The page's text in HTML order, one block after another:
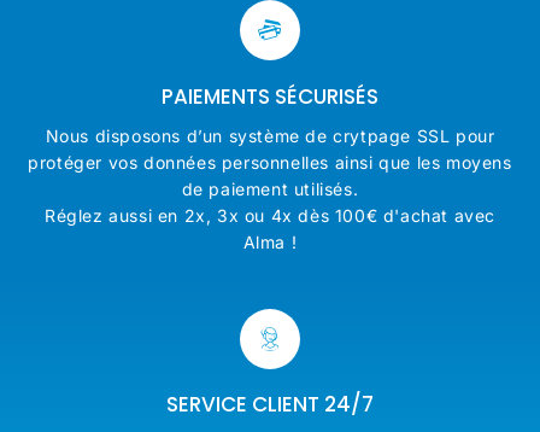
PAIEMENTS SÉCURISÉS
Nous disposons d’un système de crytpage SSL pour
protéger vos données personnelles ainsi que les moyens
de paiement utilisés.
Réglez aussi en 2x, 3x ou 4x dès 100€ d'achat avec
Alma !
SERVICE CLIENT 24/7